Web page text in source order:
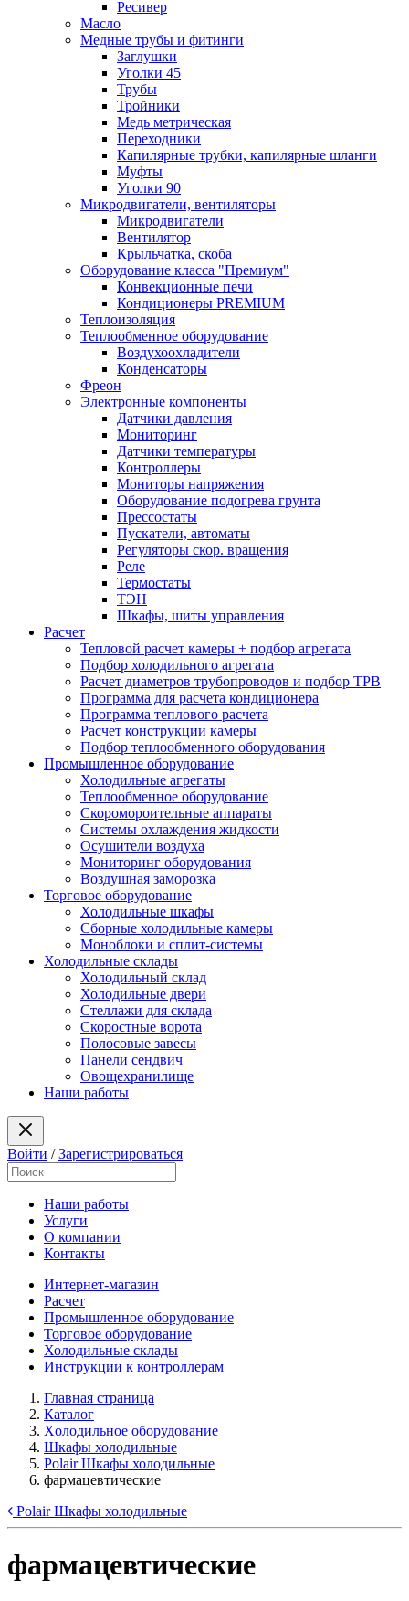
Ресивер
Масло
Медные трубы и фитинги
Заглушки
Уголки 45
Трубы
Тройники
Медь метрическая
Переходники
Капилярные трубки, капилярные шланги
Муфты
Уголки 90
Микродвигатели, вентиляторы
Микродвигатели
Вентилятор
Крыльчатка, скоба
Оборудование класса "Премиум"
Конвекционные печи
Кондиционеры PREMIUM
Теплоизоляция
Теплообменное оборудование
Воздухоохладители
Конденсаторы
Фреон
Электронные компоненты
Датчики давления
Мониторинг
Датчики температуры
Контроллеры
Мониторы напряжения
Оборудование подогрева грунта
Прессостаты
Пускатели, автоматы
Регуляторы скор. вращения
Реле
Термостаты
ТЭН
Шкафы, шиты управления
Расчет
Тепловой расчет камеры + подбор агрегата
Подбор холодильного агрегата
Расчет диаметров трубопроводов и подбор ТРВ
Программа для расчета кондиционера
Программа теплового расчета
Расчет конструкции камеры
Подбор теплообменного оборудования
Промышленное оборудование
Холодильные агрегаты
Теплообменное оборудование
Скоромороительные аппараты
Системы охлаждения жидкости
Осушители воздуха
Мониторинг оборудования
Воздушная заморозка
Торговое оборудование
Холодильные шкафы
Сборные холодильные камеры
Моноблоки и сплит-системы
Холодильные склады
Холодильный склад
Холодильные двери
Стеллажи для склада
Скоростные ворота
Полосовые завесы
Панели сендвич
Овощехранилище
Наши работы
Войти /Зарегистрироваться
Наши работы
Услуги
О компании
Контакты
Интернет-магазин
Расчет
Промышленное оборудование
Торговое оборудование
Холодильные склады
Инструкции к контроллерам
Главная страница
Каталог
Xолодильное оборудование
Шкафы холодильные
Polair Шкафы холодильные
фармацевтические
Polair Шкафы холодильные
фармацевтические